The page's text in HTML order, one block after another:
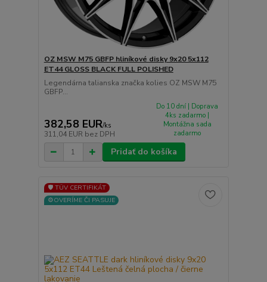
OZ MSW M75 GBFP hliníkové disky 9x20 5x112
ET44 GLOSS BLACK FULL POLISHED
Legendárna talianska značka kolies OZ MSW M75
GBFP...
382,58 EUR/ks
311,04 EUR bez DPH
Do 10 dní | Doprava
4ks zadarmo |
Montážna sada
zadarmo
Pridať do košíka
🛡️ TÜV CERTIFIKÁT
⚙️OVERÍME ČI PASUJE